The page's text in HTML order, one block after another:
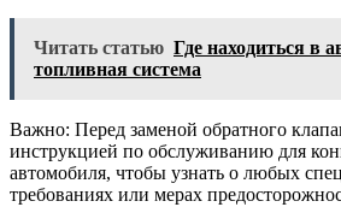
Читать статью Где находиться в
топливная система
Важно: Перед заменой обратного
инструкцией по обслуживанию для
автомобиля, чтобы узнать о любых
требованиях или мерах